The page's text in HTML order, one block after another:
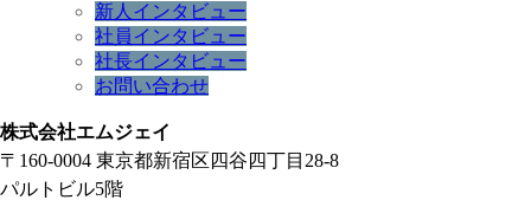
新人インタビュー
社員インタビュー
社長インタビュー
お問い合わせ
株式会社エムジェイ
〒160-0004 東京都新宿区四谷四丁目28-8
パルトビル5階